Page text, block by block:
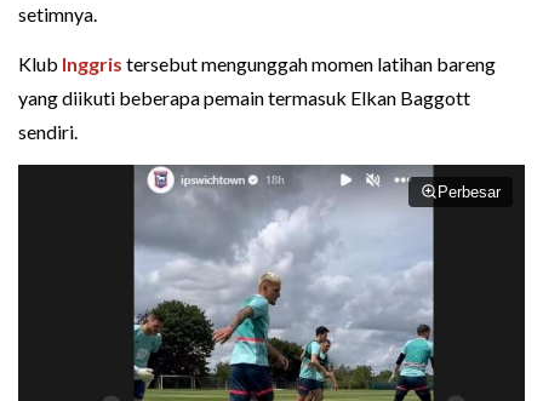
setimnya.
Klub Inggris tersebut mengunggah momen latihan bareng
yang diikuti beberapa pemain termasuk Elkan Baggott
sendiri.
Perbesar